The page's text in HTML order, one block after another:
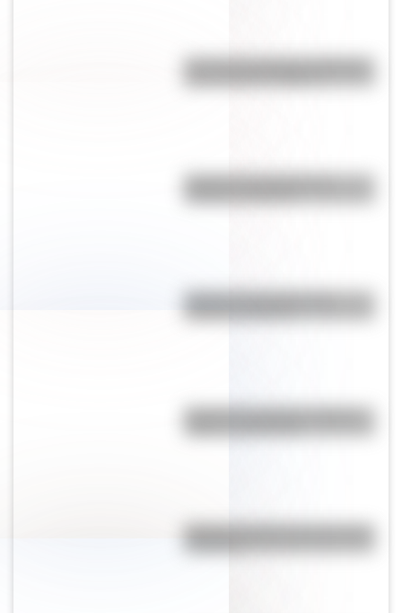
Bandera de Santiago del Estero
para colorear e imprimir
Bandera de Panamá para
Bandera de Ecuador para
colorear e imprimir
Bandera de Córdoba: historia,
Bandera de Bolivia para colorear